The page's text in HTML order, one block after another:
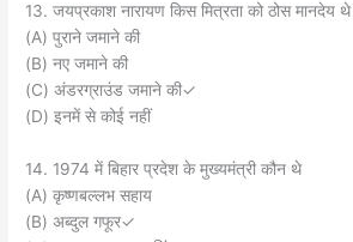
13. जयप्रकाश नारायण किस मित्रता को ठोस मानदेय थे
(A) पुराने जमाने की
(B) नए जमाने की
(C) अंडरग्राउंड जमाने की✓
(D) इनमें से कोई नहीं
14. 1974 में बिहार प्रदेश के मुख्यमंत्री कौन थे
(A) कृष्णबल्लभ सहाय
(B) अब्दुल गफूर✓